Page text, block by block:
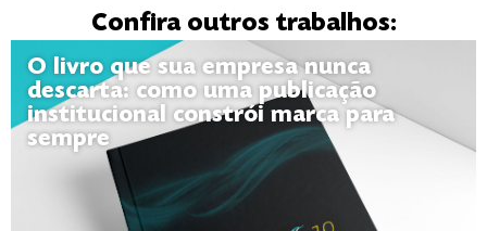
Confira outros trabalhos:
O livro que sua empresa nunca
descarta: como uma publicação
institucional constrói marca para
sempre